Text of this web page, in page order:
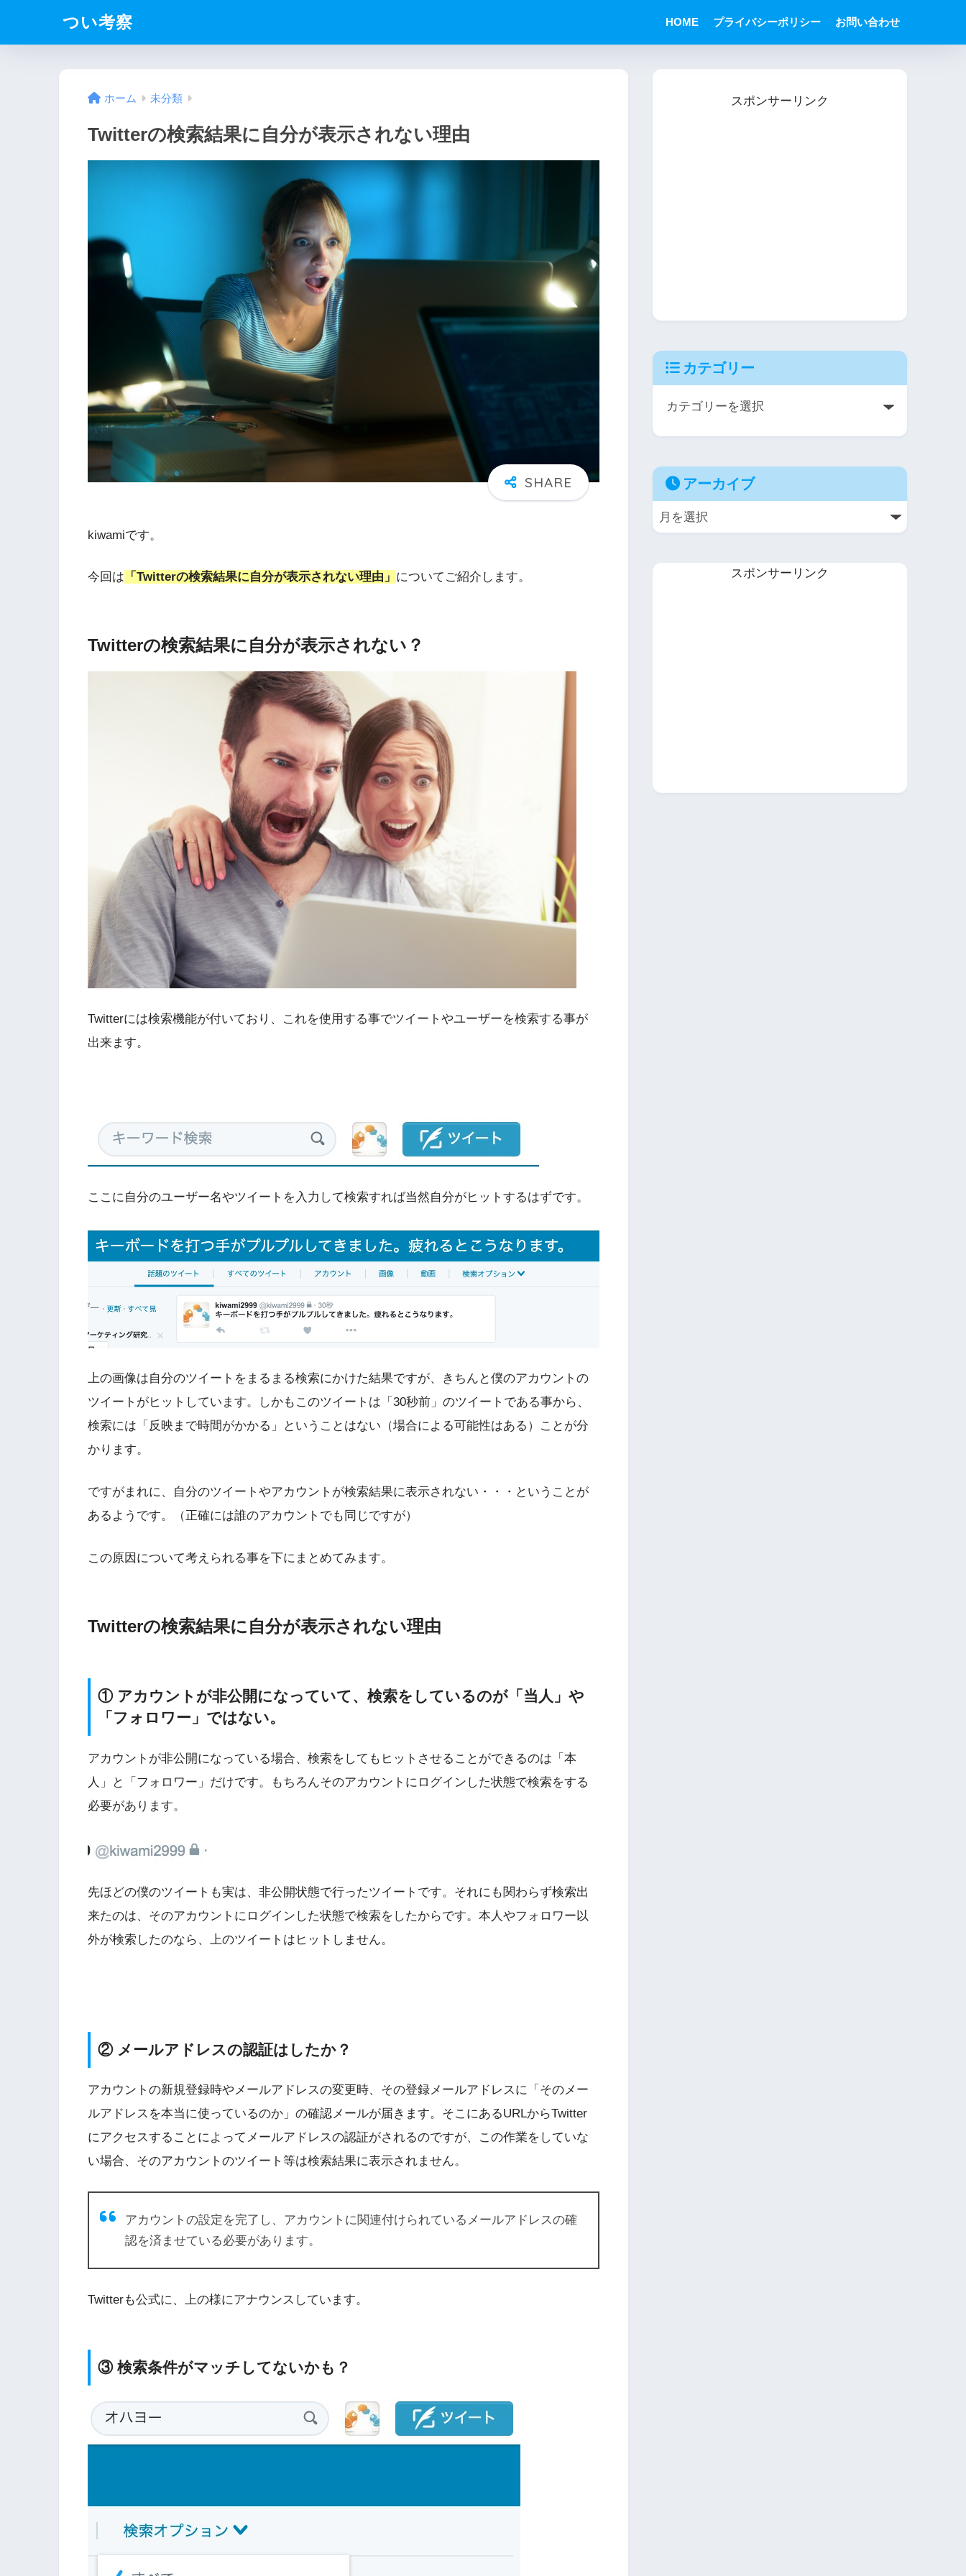
つい考察 HOME プライバシーポリシー お問い合わせ
ホーム 未分類
Twitterの検索結果に自分が表示されない理由
kiwamiです。
今回は 「Twitterの検索結果に自分が表示されない理由」 についてご紹介します。
Twitterの検索結果に自分が表示されない？
Twitterには検索機能が付いており、これを使用する事でツイートやユーザーを検索する事が
出来ます。
ここに自分のユーザー名やツイートを入力して検索すれば当然自分がヒットするはずです。
上の画像は自分のツイートをまるまる検索にかけた結果ですが、きちんと僕のアカウントの
ツイートがヒットしています。しかもこのツイートは「30秒前」のツイートである事から、
検索には「反映まで時間がかかる」ということはない（場合による可能性はある）ことが分
かります。
ですがまれに、自分のツイートやアカウントが検索結果に表示されない・・・ということが
あるようです。（正確には誰のアカウントでも同じですが）
この原因について考えられる事を下にまとめてみます。
Twitterの検索結果に自分が表示されない理由
① アカウントが非公開になっていて、検索をしているのが「当人」や
「フォロワー」ではない。
アカウントが非公開になっている場合、検索をしてもヒットさせることができるのは「本
人」と「フォロワー」だけです。もちろんそのアカウントにログインした状態で検索をする
必要があります。
先ほどの僕のツイートも実は、非公開状態で行ったツイートです。それにも関わらず検索出
来たのは、そのアカウントにログインした状態で検索をしたからです。本人やフォロワー以
外が検索したのなら、上のツイートはヒットしません。
② メールアドレスの認証はしたか？
アカウントの新規登録時やメールアドレスの変更時、その登録メールアドレスに「そのメー
ルアドレスを本当に使っているのか」の確認メールが届きます。そこにあるURLからTwitter
にアクセスすることによってメールアドレスの認証がされるのですが、この作業をしていな
い場合、そのアカウントのツイート等は検索結果に表示されません。
アカウントの設定を完了し、アカウントに関連付けられているメールアドレスの確
認を済ませている必要があります。
Twitterも公式に、上の様にアナウンスしています。
③ 検索条件がマッチしてないかも？
スポンサーリンク
カテゴリー
アーカイブ
スポンサーリンク